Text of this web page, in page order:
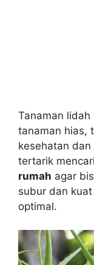
Tanaman
tanaman hias,
kesehatan dan
tertarik mencari
rumah agar
subur dan
optimal.